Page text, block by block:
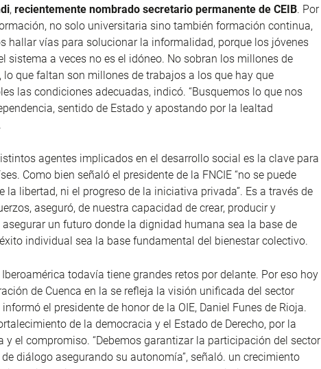
, recientemente nombrado secretario permanente de CEIB. Por
no solo universitaria sino también formación continua,
hallar vías para solucionar la informalidad, porque los jóvenes
sistema a veces no es el idóneo. No sobran los millones de
lo que faltan son millones de trabajos a los que hay que
las condiciones adecuadas, indicó. “Busquemos lo que nos
sentido de Estado y apostando por la lealtad
agentes implicados en el desarrollo social es la clave para
Como bien señaló el presidente de la FNCIE “no se puede
la libertad, ni el progreso de la iniciativa privada”. Es a través de
aseguró, de nuestra capacidad de crear, producir y
un futuro donde la dignidad humana sea la base de
individual sea la base fundamental del bienestar colectivo.
todavía tiene grandes retos por delante. Por eso hoy
de Cuenca en la se refleja la visión unificada del sector
el presidente de honor de la OIE, Daniel Funes de Rioja.
de la democracia y el Estado de Derecho, por la
y el compromiso. “Debemos garantizar la participación del sector
diálogo asegurando su autonomía”, señaló. un crecimiento